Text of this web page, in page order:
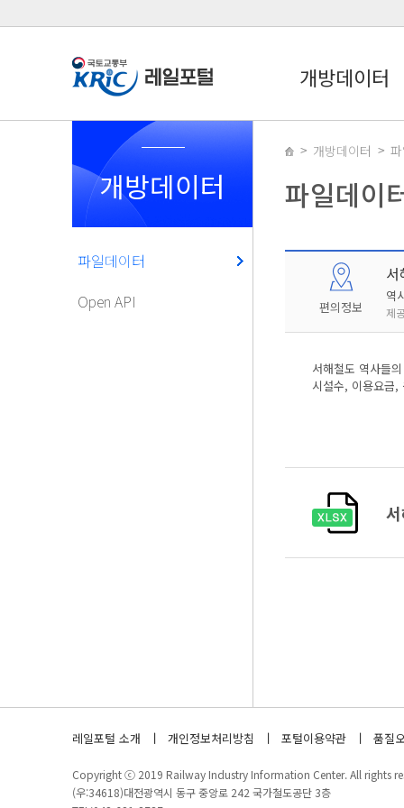
개방데이터
개방데이터
파일데이터
Open API
개방데이터
파일데이
편의정보
역
제
서해철도 역사들
시설수, 이용요금,
레일포털 소개 개인정보처리방침 포털이용약관 품질
Copyright ⓒ 2019 Railway Industry Information Center. All rights
(우:34618)대전광역시 동구 중앙로 242 국가철도공단 3층